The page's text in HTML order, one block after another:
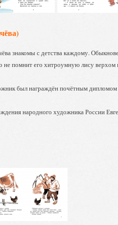
знакомы с детства каждому.
не помнит его хитроумную лису верхом
был награждён почётным
народного художника России